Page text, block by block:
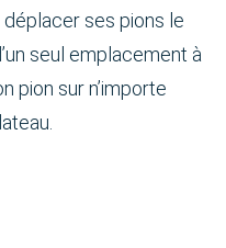
déplacer ses pions le
seul emplacement à
pion sur n’importe